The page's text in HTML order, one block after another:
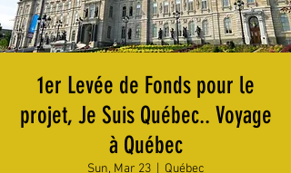
1er Levée de Fonds pour le
projet, Je Suis Québec.. Voyage
à Québec
Sun, Mar 23
  |
Québec